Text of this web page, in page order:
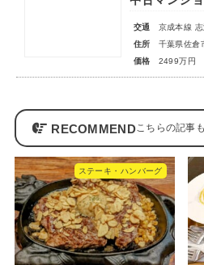
交通
京成本線 志
住所
千葉県佐倉
価格
2499万円
RECOMMEND
ステーキ・ハンバーグ